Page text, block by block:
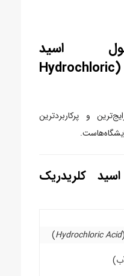
اسید
۳۷٪ (Hydrochloric
از رایج‌ترین و پرکاربردترین
کلریدریک
Hydrochloric Acid
)